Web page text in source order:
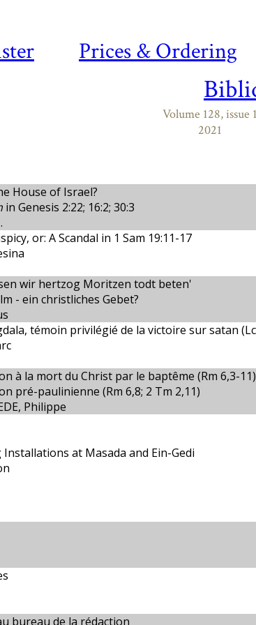
Prices & Ordering
Volume 128, issue 1
2021
House of Israel?
in Genesis 2:22; 16:2; 30:3
or: A Scandal in 1 Sam 19:11-17
wir hertzog Moritzen todt beten'
- ein christliches Gebet?
témoin privilégié de la victoire sur satan (Lc
à la mort du Christ par le baptême (Rm 6,3-11)
pré-paulinienne (Rm 6,8; 2 Tm 2,11)
Philippe
at Masada and Ein-Gedi
bureau de la rédaction